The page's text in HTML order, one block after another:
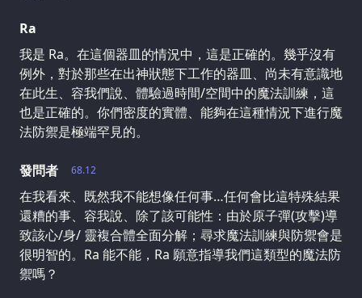
Ra
我是 Ra。在這個器皿的情況中，這是正確的。幾乎沒有
例外，對於那些在出神狀態下工作的器皿、尚未有意識地
在此生、容我們說、體驗過時間/空間中的魔法訓練，這
也是正確的。你們密度的實體、能夠在這種情況下進行魔
法防禦是極端罕見的。
68.12
發問者
在我看來、既然我不能想像任何事…任何會比這特殊結果
還糟的事、容我說、除了該可能性：由於原子彈(攻擊)導
致該心/身/ 靈複合體全面分解；尋求魔法訓練與防禦會是
很明智的。Ra 能不能，Ra 願意指導我們這類型的魔法防
禦嗎？